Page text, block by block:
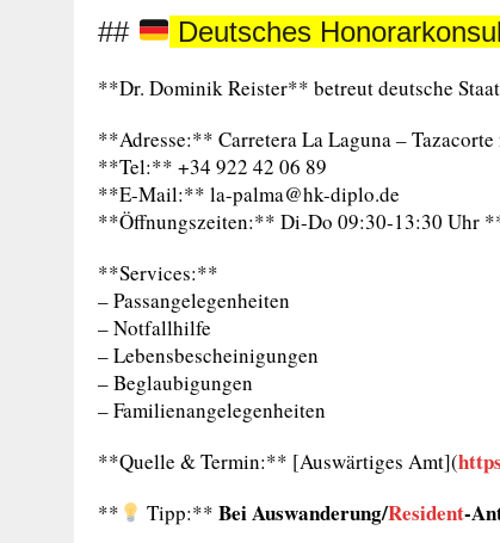
## Deutsches
**Dr. Dominik Reister** betreut deutsche
**Adresse:** Carretera La Laguna –
**Tel:** +34 922 42 06 89
**E-Mail:** la-palma@hk-diplo.de
**Öffnungszeiten:** Di-Do 09:30-13:30 Uhr
**Services:**
– Passangelegenheiten
– Notfallhilfe
– Lebensbescheinigungen
– Beglaubigungen
– Familienangelegenheiten
**Quelle & Termin:** [Auswärtiges Amt](
**
Tipp:**Bei Auswanderung/Resident-